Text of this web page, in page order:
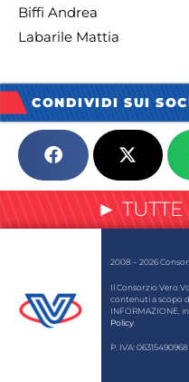
Biffi Andrea
Labarile Mattia
CONDIVIDI SUI
►
2008 – 2026
Il Consorzio Vero
contenuti a scopo
INFORMAZIONE,
Policy
P. IVA: 06315490968